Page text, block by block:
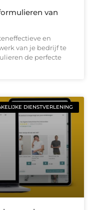
van
en
van je bedrijf te
de perfecte
DIENSTVERLENING